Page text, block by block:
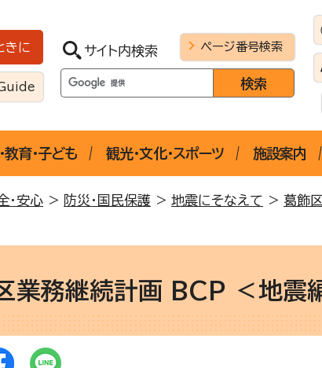
きに サイト内検索 ページ番号検索
教育・子ども 観光・文化・スポーツ 施設案内
・安心 > 防災・国民保護 > 地震にそなえて > 葛飾
業務継続計画 BCP ＜地震